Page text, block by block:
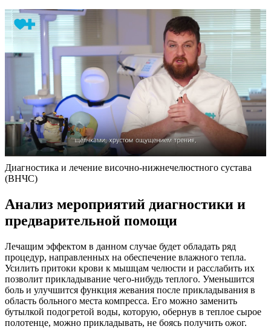
Диагностика и лечение височно-нижнечелюстного сустава
(ВНЧС)
Анализ мероприятий диагностики и
предварительной помощи
Лечащим эффектом в данном случае будет обладать ряд
процедур, направленных на обеспечение влажного тепла.
Усилить притоки крови к мышцам челюсти и расслабить их
позволит прикладывание чего-нибудь теплого. Уменьшится
боль и улучшится функция жевания после прикладывания в
область больного места компресса. Его можно заменить
бутылкой подогретой воды, которую, обернув в теплое сырое
полотенце, можно прикладывать, не боясь получить ожог.